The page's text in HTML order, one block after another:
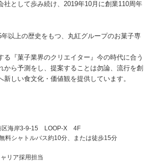
社として歩み続け、2019年10月に創業110周年
以上の歴史をもつ、丸紅グループのお菓子専
る『菓子業界のクリエイター』今の時代に合う
から予測をし、提案することは勿論、流行を創
新しい食文化・価値観を提供しています。
区海岸3-9-15 LOOP-X 4F
料シャトルバス約10分、または徒歩15分
リア採用担当